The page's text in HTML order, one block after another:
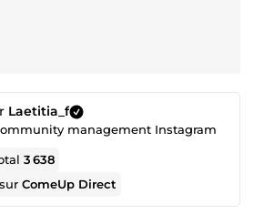
Laetitia_f
management Instagram
3 638
ComeUp Direct